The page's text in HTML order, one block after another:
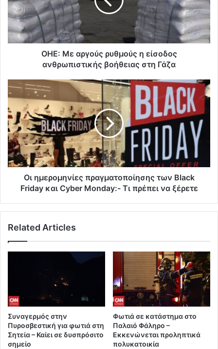
ΟΗΕ: Με αργούς ρυθμούς η είσοδος
ανθρωπιστικής βοήθειας στη Γάζα
Οι ημερομηνίες πραγματοποίησης των Black
Friday και Cyber Monday:- Τι πρέπει να ξέρετε
Related Articles
Συναγερμός στην
Πυροσβεστική για φωτιά στη
Σητεία – Καίει σε δυσπρόσιτο
σημείο
Φωτιά σε κατάστημα στο
Παλαιό Φάληρο –
Εκκενώνεται προληπτικά
πολυκατοικία